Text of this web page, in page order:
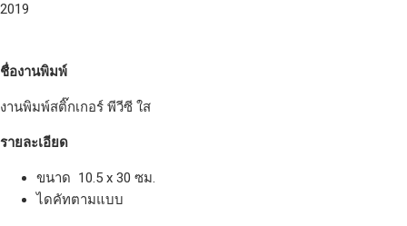
2019
ชื่องานพิมพ์
งานพิมพ์สติ๊กเกอร์ พีวีซี ใส
รายละเอียด
ขนาด 10.5 x 30 ซม.
ไดคัทตามแบบ